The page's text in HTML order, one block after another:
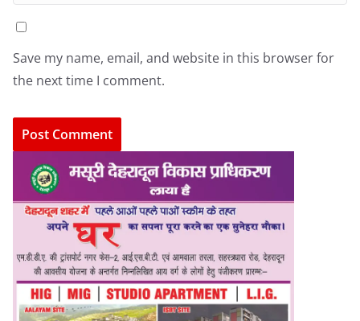
Save my name, email, and website in this browser for
the next time I comment.